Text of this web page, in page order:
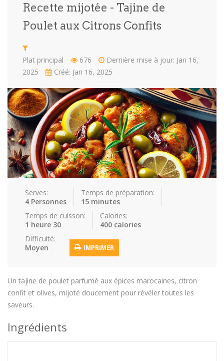
Plat princ… Poisson Porc
Soupes St valenti…
Viande
Conseils et astuces
Nous contacter
Connexion / Inscription
Recette mijotée - Tajine de
Poulet aux Citrons Confits
Plat principal 676
Dernière mise à jour: Jan 16,
2025
Créé: Jan 16, 2025
Serves:
4 Personnes
Temps de préparation:
15 minutes
Temps de cuisson:
1 heure 30
Calories:
400 calories
Difficulté:
Moyen
IMPRIMER
Un tajine de poulet parfumé aux épices marocaines, citron
confit et olives, mijoté doucement pour révéler toutes les
saveurs.
Ingrédients